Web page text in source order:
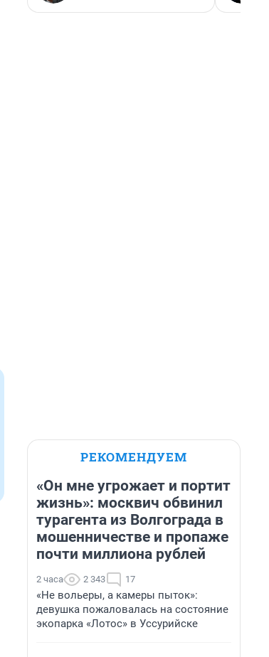
РЕКОМЕНДУЕМ
«Он мне угрожает и портит
жизнь»: москвич обвинил
турагента из Волгограда в
мошенничестве и пропаже
почти миллиона рублей
2 часа 2 343 17
«Не вольеры, а камеры пыток»:
девушка пожаловалась на состояние
экопарка «Лотос» в Уссурийске